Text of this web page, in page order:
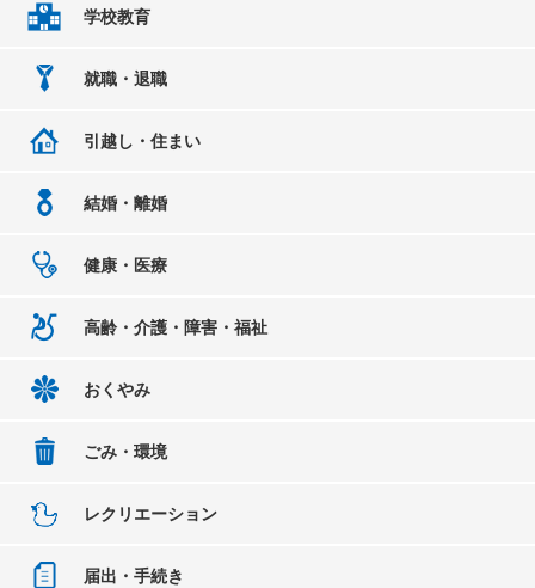
学校教育
就職・退職
引越し・住まい
結婚・離婚
健康・医療
高齢・介護・障害・福祉
おくやみ
ごみ・環境
レクリエーション
届出・手続き